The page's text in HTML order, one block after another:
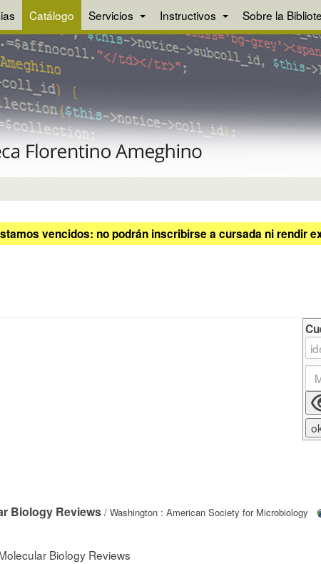
Catálogo Servicios Instructivos Sobre la
vencidos: no podrán inscribirse a cursada ni rendir
Biology Reviews / Washington : American Society for Microbiology
Biology Reviews